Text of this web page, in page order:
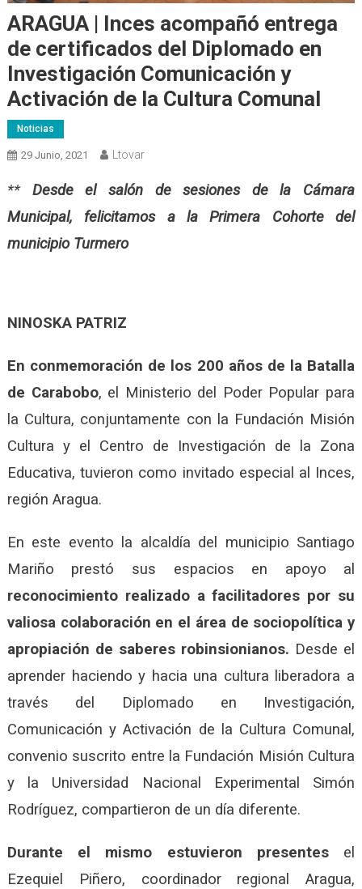
ARAGUA | Inces acompañó entrega
de certificados del Diplomado en
Investigación Comunicación y
Activación de la Cultura Comunal
Noticias
29 Junio, 2021 Ltovar
** Desde el salón de sesiones de la Cámara
Municipal, felicitamos a la Primera Cohorte del
municipio Turmero
NINOSKA PATRIZ
En conmemoración de los 200 años de la Batalla
de Carabobo, el Ministerio del Poder Popular para
la Cultura, conjuntamente con la Fundación Misión
Cultura y el Centro de Investigación de la Zona
Educativa, tuvieron como invitado especial al Inces,
región Aragua.
En este evento la alcaldía del municipio Santiago
Mariño prestó sus espacios en apoyo al
reconocimiento realizado a facilitadores por su
valiosa colaboración en el área de sociopolítica y
apropiación de saberes robinsionianos. Desde el
aprender haciendo y hacia una cultura liberadora a
través del Diplomado en Investigación,
Comunicación y Activación de la Cultura Comunal,
convenio suscrito entre la Fundación Misión Cultura
y la Universidad Nacional Experimental Simón
Rodríguez, compartieron de un día diferente.
Durante el mismo estuvieron presentesel
Ezequiel Piñero, coordinador regional Aragua,